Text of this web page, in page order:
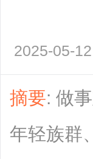
2025-05-12
摘要: 做
年轻族群